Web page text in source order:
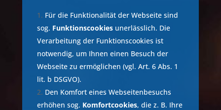
Für die Funktionalität der Webseite sind
sog. Funktionscookies unerlässlich. Die
Verarbeitung der Funktionscookies ist
notwendig, um Ihnen einen Besuch der
Webseite zu ermöglichen (vgl. Art. 6 Abs. 1
lit. b DSGVO).
Den Komfort eines Webseitenbesuchs
erhöhen sog. Komfortcookies, die z. B. Ihre